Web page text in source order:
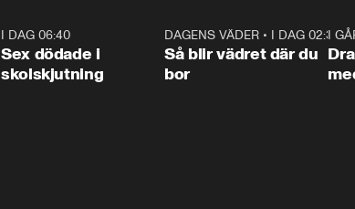
I DAG 06:40
Sex dödade i
skolskjutning
1:06
DAGENS VÄDER • I DAG 02:30
Så blir vädret där du
bor
I